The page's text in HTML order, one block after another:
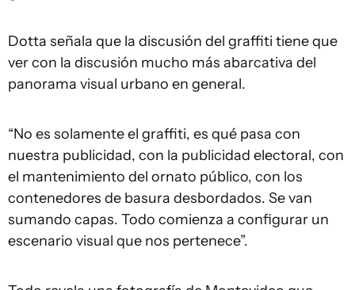
Dotta señala que la discusión del graffiti tiene que
ver con la discusión mucho más abarcativa del
panorama visual urbano en general.
“No es solamente el graffiti, es qué pasa con
nuestra publicidad, con la publicidad electoral, con
el mantenimiento del ornato público, con los
contenedores de basura desbordados. Se van
sumando capas. Todo comienza a configurar un
escenario visual que nos pertenece”.